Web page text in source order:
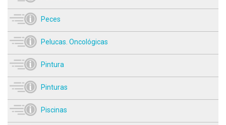
Peces
Pelucas. Oncológicas
Pintura
Pinturas
Piscinas